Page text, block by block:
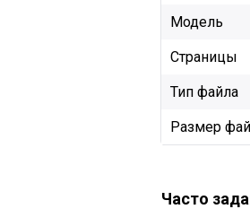
Модель
Страницы
Тип файла
Размер
Часто